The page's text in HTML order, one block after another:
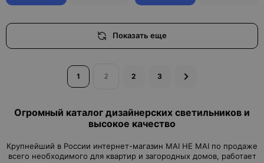
Показать еще
1 2 3
Огромный каталог дизайнерских светильников и
высокое качество
Крупнейший в России интернет-магазин MAI HE MAI по продаже
всего необходимого для квартир и загородных домов, работает